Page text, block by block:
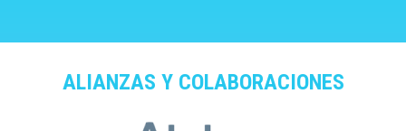
ALIANZAS Y COLABORACIONES